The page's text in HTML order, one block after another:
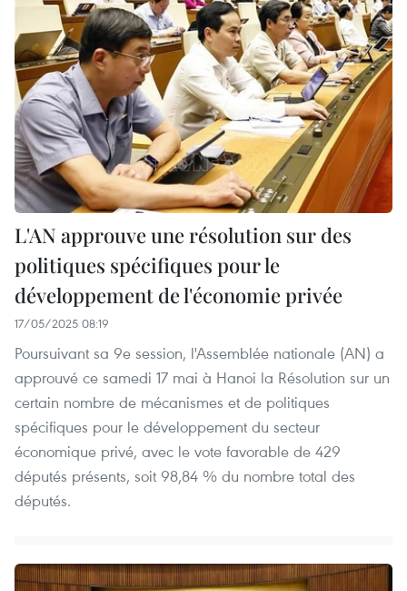
L'AN approuve une résolution sur des
politiques spécifiques pour le
développement de l'économie privée
17/05/2025 08:19
Poursuivant sa 9e session, l'Assemblée nationale (AN) a
approuvé ce samedi 17 mai à Hanoi la Résolution sur un
certain nombre de mécanismes et de politiques
spécifiques pour le développement du secteur
économique privé, avec le vote favorable de 429
députés présents, soit 98,84 % du nombre total des
députés.